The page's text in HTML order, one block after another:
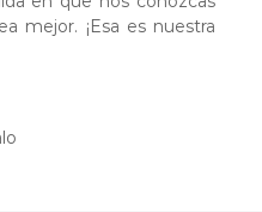
mejor. ¡Esa es nuestra